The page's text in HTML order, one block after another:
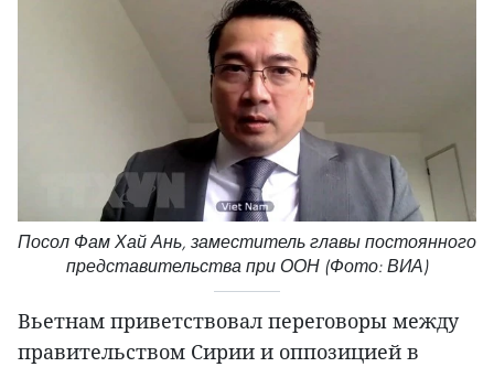
Посол Фам Хай Ань, заместитель главы постоянного
представительства при ООН (Фото: ВИА)
Вьетнам приветствовал переговоры между
правительством Сирии и оппозицией в